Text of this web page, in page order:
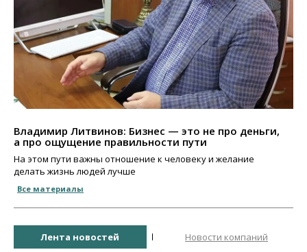
Владимир Литвинов: Бизнес — это не про деньги,
а про ощущение правильности пути
На этом пути важны отношение к человеку и желание
делать жизнь людей лучше
Все материалы
Лента новостей Новости компаний